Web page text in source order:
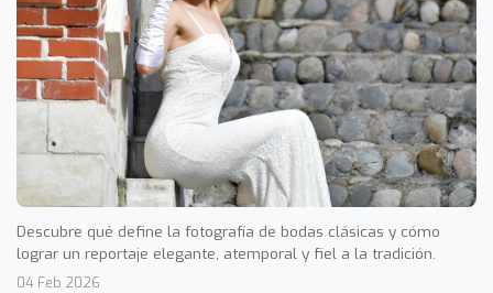
Descubre qué define la fotografía de bodas clásicas y cómo
lograr un reportaje elegante, atemporal y fiel a la tradición.
04 Feb 2026